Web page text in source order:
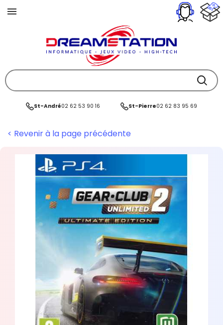
St-André02 62 53 90 16 St-Pierre02 62 83 95 69
< Revenir à la page précédente